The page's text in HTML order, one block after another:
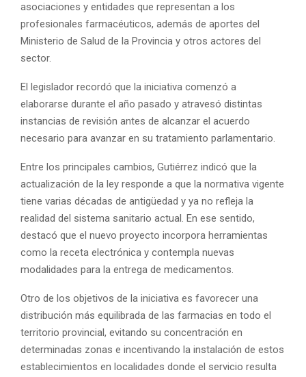
asociaciones y entidades que representan a los
profesionales farmacéuticos, además de aportes del
Ministerio de Salud de la Provincia y otros actores del
sector.
El legislador recordó que la iniciativa comenzó a
elaborarse durante el año pasado y atravesó distintas
instancias de revisión antes de alcanzar el acuerdo
necesario para avanzar en su tratamiento parlamentario.
Entre los principales cambios, Gutiérrez indicó que la
actualización de la ley responde a que la normativa vigente
tiene varias décadas de antigüedad y ya no refleja la
realidad del sistema sanitario actual. En ese sentido,
destacó que el nuevo proyecto incorpora herramientas
como la receta electrónica y contempla nuevas
modalidades para la entrega de medicamentos.
Otro de los objetivos de la iniciativa es favorecer una
distribución más equilibrada de las farmacias en todo el
territorio provincial, evitando su concentración en
determinadas zonas e incentivando la instalación de estos
establecimientos en localidades donde el servicio resulta